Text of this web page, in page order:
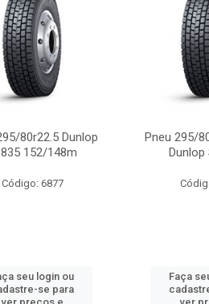
80r22.5 Dunlop
152/148m
Código: 6877
seu login ou
se para
Pneu 295/
Dunlop
Faça